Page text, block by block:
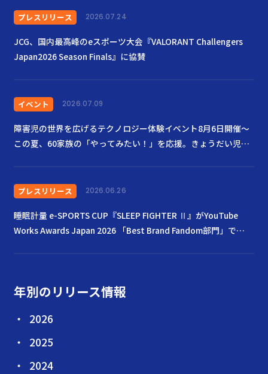
プレスリリース 2026.07.24
JCG、国内最高峰のeスポーツ大会『VALORANT Challengers
Japan2026 Season Finals』に協賛
イベント 2026.07.09
障害児の世界を広げるテクノロジー体験イベント8月6日開催〜
この夏、60家族の「やってみたい！」を応援。きょうだい児も
プレスリリース 2026.06.26
睡眠計量 e-SPORTS CUP『SLEEP FIGHTER Ⅱ』がYouTube
Works Awards Japan 2026 「Best Brand Fandom部門」で
年別のリリース情報
2026
2025
2024